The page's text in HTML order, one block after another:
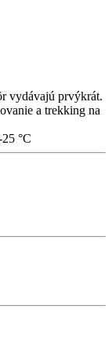
vydávajú prvýkrát.
a trekking na
°C